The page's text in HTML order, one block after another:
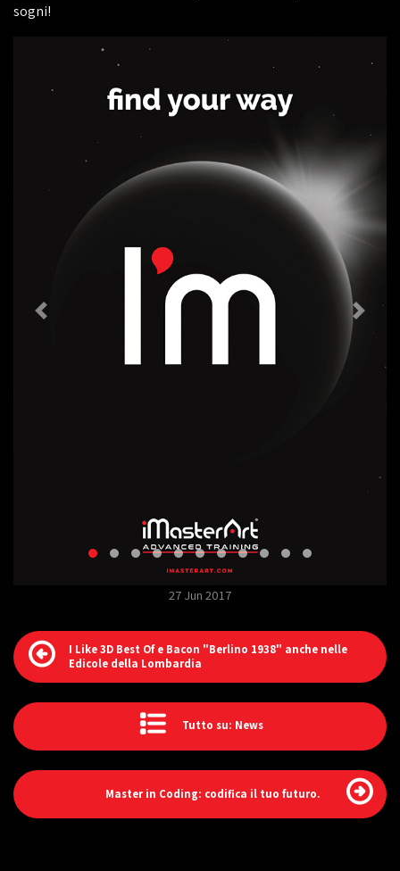
sogni!
27 Jun 2017
I Like 3D Best Of e Bacon "Berlino 1938" anche nelle
Edicole della Lombardia
Tutto su: News
Master in Coding: codifica il tuo futuro.